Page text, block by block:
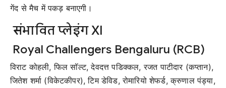
गेंद से मैच में पकड़ बनाएगी।
संभावित प्लेइंग XI
Royal Challengers Bengaluru (RCB)
विराट कोहली, फिल सॉल्ट, देवदत्त पडिक्कल, रजत पाटीदार (कप्तान),
जितेश शर्मा (विकेटकीपर), टिम डेविड, रोमारियो शेफर्ड, क्रुणाल पंड्या,